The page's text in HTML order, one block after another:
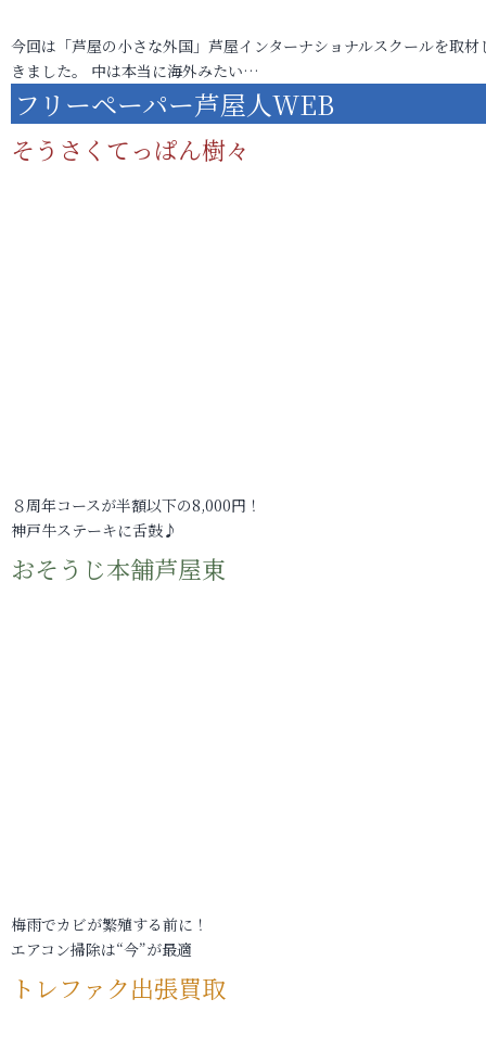
今回は「芦屋の小さな外国」芦屋インターナショナルスクールを取材
きました。 中は本当に海外みたい…
フリーペーパー芦屋人WEB
そうさくてっぱん樹々
８周年コースが半額以下の8,000円！
神戸牛ステーキに舌鼓♪
おそうじ本舗芦屋東
梅雨でカビが繁殖する前に！
エアコン掃除は“今”が最適
トレファク出張買取